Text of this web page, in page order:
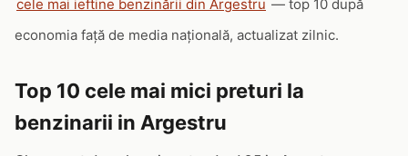
cele mai ieftine benzinării din Argestru — top 10 după
economia față de media națională, actualizat zilnic.
Top 10 cele mai mici preturi la
benzinarii in Argestru